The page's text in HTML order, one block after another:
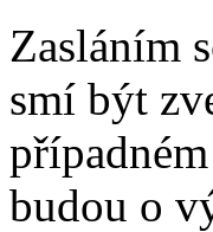
Zasláním
smí být
budou o